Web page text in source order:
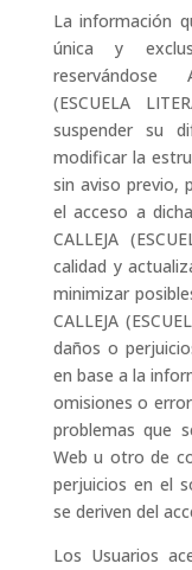
La información
única y
reservándose
(ESCUELA
suspender su
modificar la
sin aviso previo,
el acceso a
CALLEJA
calidad y
minimizar
CALLEJA
daños o
en base a la
omisiones o
problemas que
Web u otro de
perjuicios en el
se deriven del
Los Usuarios